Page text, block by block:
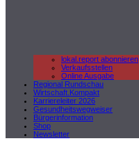
lokal.report abonnieren
Verkaufsstellen
Online Ausgabe
Regional Rundschau
Wirtschaft.Kompakt
Karriereleiter 2026
Gesundheitswegweiser
Bürgerinformation
Shop
Newsletter